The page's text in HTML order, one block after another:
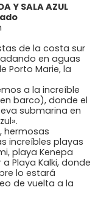
Y SALA AZUL
de la costa sur
en aguas
Porto Marie, la
a la increíble
barco), donde el
submarina en
hermosas
increíbles playas
playa Kenepa
Playa Kalki, donde
lo estará
de vuelta a la